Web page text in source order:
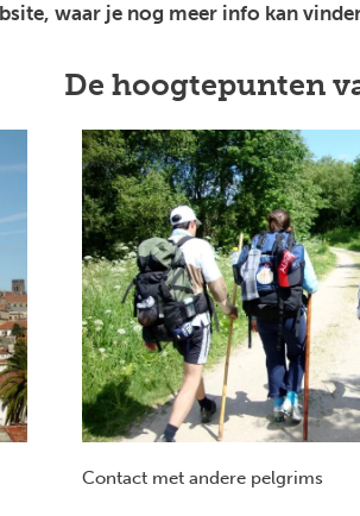
waar je nog meer info kan
De hoogtepunten
Contact met andere pelgrims